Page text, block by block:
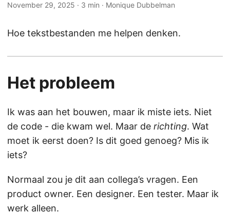
November 29, 2025 · 3 min · Monique Dubbelman
Hoe tekstbestanden me helpen denken.
Het probleem
Ik was aan het bouwen, maar ik miste iets. Niet
de code - die kwam wel. Maar de richting. Wat
moet ik eerst doen? Is dit goed genoeg? Mis ik
iets?
Normaal zou je dit aan collega’s vragen. Een
product owner. Een designer. Een tester. Maar ik
werk alleen.